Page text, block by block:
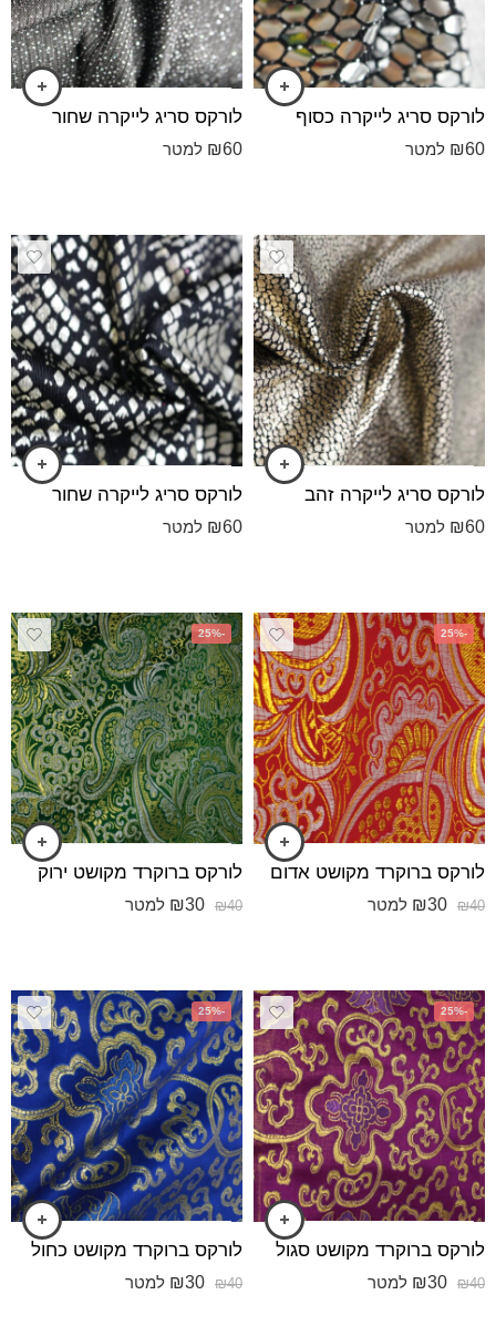
לורקס סריג לייקרה כסוף
₪60 למטר
לורקס סריג לייקרה שחור
₪60 למטר
לורקס סריג לייקרה זהב
₪60 למטר
לורקס סריג לייקרה שחור
₪60 למטר
-25%
לורקס ברוקרד מקושט אדום
₪40
₪30 למטר
-25%
לורקס ברוקרד מקושט ירוק
₪40
₪30 למטר
-25%
לורקס ברוקרד מקושט סגול
₪40
₪30 למטר
-25%
לורקס ברוקרד מקושט כחול
₪40
₪30 למטר